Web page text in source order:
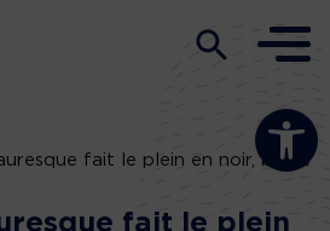
Ouvrir la
fait le plein en noir, blanc
fait le plein